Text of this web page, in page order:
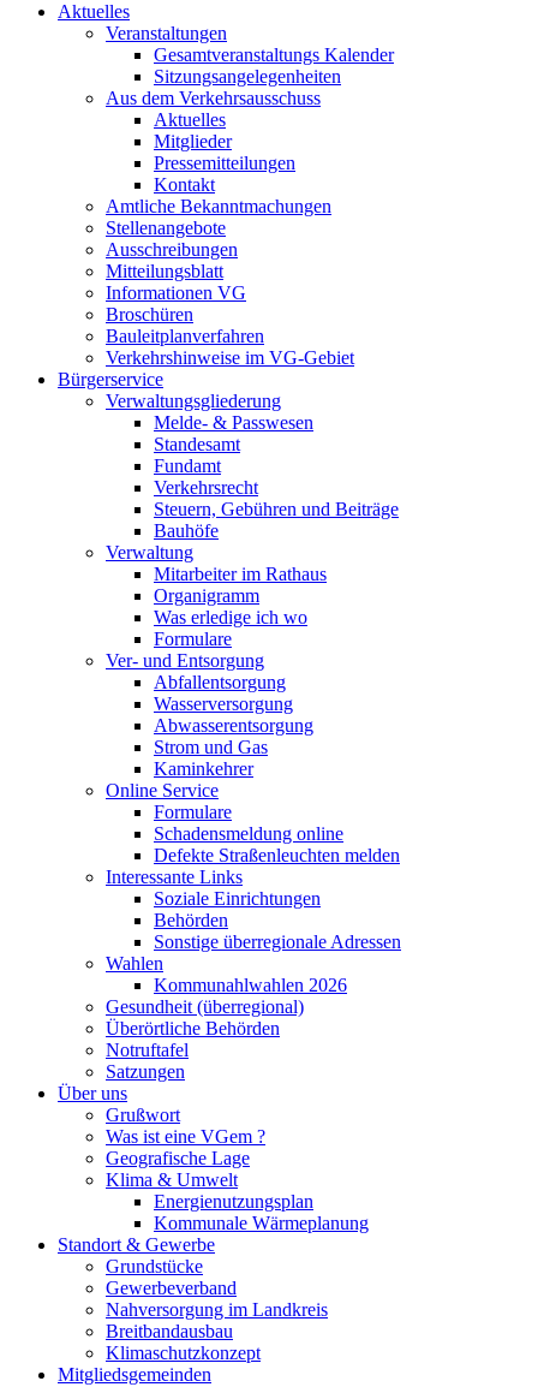
Aktuelles
Veranstaltungen
Gesamtveranstaltungs Kalender
Sitzungsangelegenheiten
Aus dem Verkehrsausschuss
Aktuelles
Mitglieder
Pressemitteilungen
Kontakt
Amtliche Bekanntmachungen
Stellenangebote
Ausschreibungen
Mitteilungsblatt
Informationen VG
Broschüren
Bauleitplanverfahren
Verkehrshinweise im VG-Gebiet
Bürgerservice
Verwaltungsgliederung
Melde- & Passwesen
Standesamt
Fundamt
Verkehrsrecht
Steuern, Gebühren und Beiträge
Bauhöfe
Verwaltung
Mitarbeiter im Rathaus
Organigramm
Was erledige ich wo
Formulare
Ver- und Entsorgung
Abfallentsorgung
Wasserversorgung
Abwasserentsorgung
Strom und Gas
Kaminkehrer
Online Service
Formulare
Schadensmeldung online
Defekte Straßenleuchten melden
Interessante Links
Soziale Einrichtungen
Behörden
Sonstige überregionale Adressen
Wahlen
Kommunahlwahlen 2026
Gesundheit (überregional)
Überörtliche Behörden
Notruftafel
Satzungen
Über uns
Grußwort
Was ist eine VGem ?
Geografische Lage
Klima & Umwelt
Energienutzungsplan
Kommunale Wärmeplanung
Standort & Gewerbe
Grundstücke
Gewerbeverband
Nahversorgung im Landkreis
Breitbandausbau
Klimaschutzkonzept
Mitgliedsgemeinden